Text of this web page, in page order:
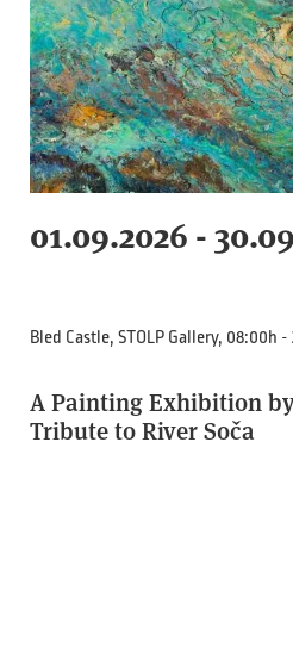
01.09.2026 -
Bled Castle, STOLP Gallery, 08:00h -
A Painting Exhibition
Tribute to River Soča